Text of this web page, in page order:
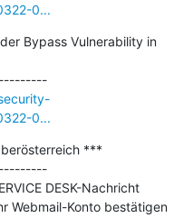
0...
Bypass Vulnerability in
---------------------------------------------
0...
***
DESK-Nachricht
Webmail-Konto bestätigen